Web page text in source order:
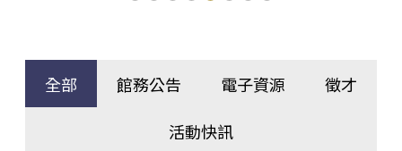
全部 館務公告 電子資源 徵才
活動快訊